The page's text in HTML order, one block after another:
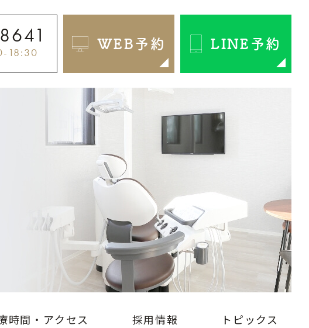
18:30
WEB予約 LINE予約
時間・アクセス 採用情報 トピックス